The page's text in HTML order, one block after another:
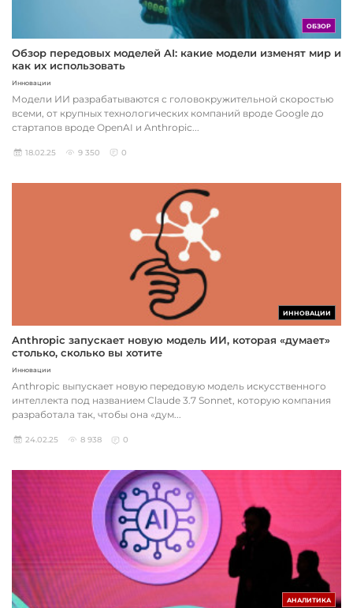
ОБЗОР
Обзор передовых моделей AI: какие модели изменят мир и
как их использовать
Инновации
Модели ИИ разрабатываются с головокружительной скоростью
всеми, от крупных технологических компаний вроде Google до
стартапов вроде OpenAI и Anthropic...
18.02.25 9 350 0
ИННОВАЦИИ
Anthropic запускает новую модель ИИ, которая «думает»
столько, сколько вы хотите
Инновации
Anthropic выпускает новую передовую модель искусственного
интеллекта под названием Claude 3.7 Sonnet, которую компания
разработала так, чтобы она «дум...
24.02.25 8 938 0
АНАЛИТИКА